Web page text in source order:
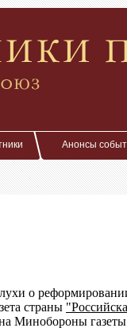
Анонсы
о
страны
Минобороны